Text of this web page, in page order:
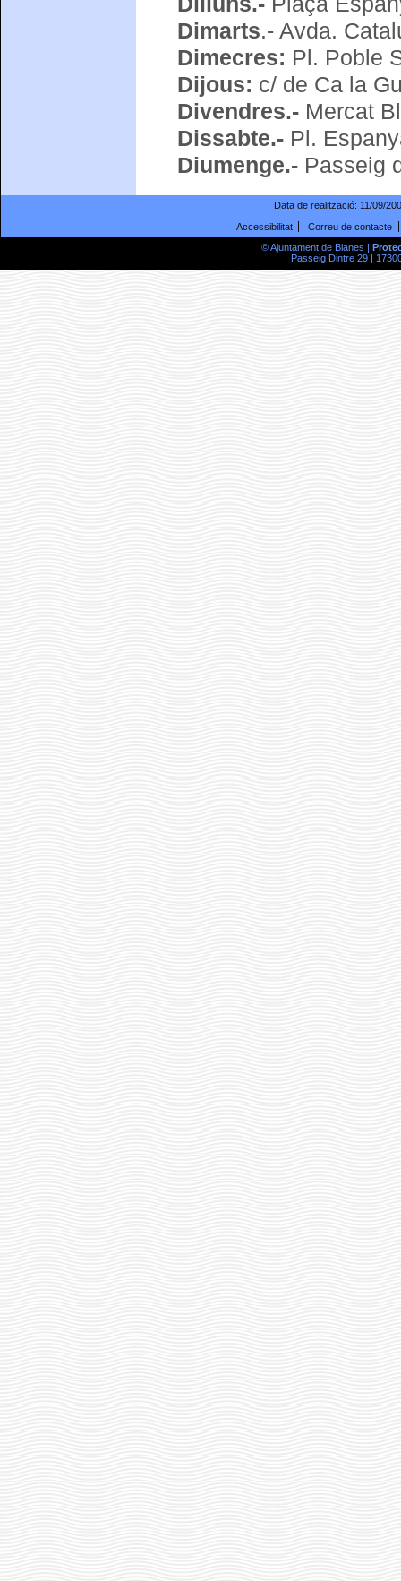
Dimarts.- Avda.
Dimecres: Pl. Poble
Dijous: c/ de Ca la
Divendres.-Mercat
Dissabte.-Pl.
Diumenge.-Passeig
Data de realització: 11/09/
Accessibilitat
Correu de contacte
© Ajuntament de Blanes |
Passeig Dintre 29 |